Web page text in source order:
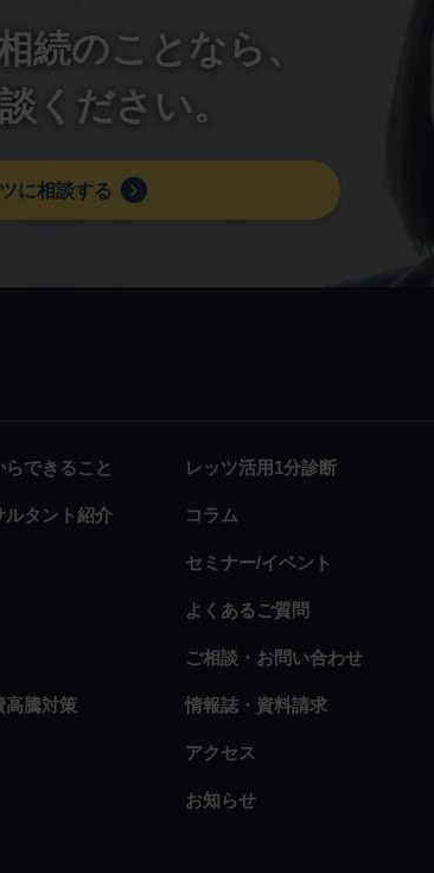
続のことなら、
ください。
に相談する
できること
ルタント紹介
高騰対策
レッツ活用1分診断
コラム
セミナー/イベント
よくあるご質問
ご相談・お問い合わせ
情報誌・資料請求
アクセス
お知らせ